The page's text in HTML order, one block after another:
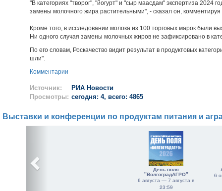
"В категориях "творог", "йогурт" и "сыр маасдам" экспертиза 2024
замены молочного жира растительными", - сказал он,
Кроме того, в исследовании молока из 100 торговых марок были
Ни одного случая замены молочных жиров не зафиксировано в
По его словам, Роскачество видит результат в продуктовых
шли".
Комментарии
Источник:
РИА Новости
Просмотры: сегодня: 4, всего: 4865
Выставки и конференции по продуктам питания и
День поля
"ВолгоградАГРО"
6 августа — 7 августа в
23:59
6